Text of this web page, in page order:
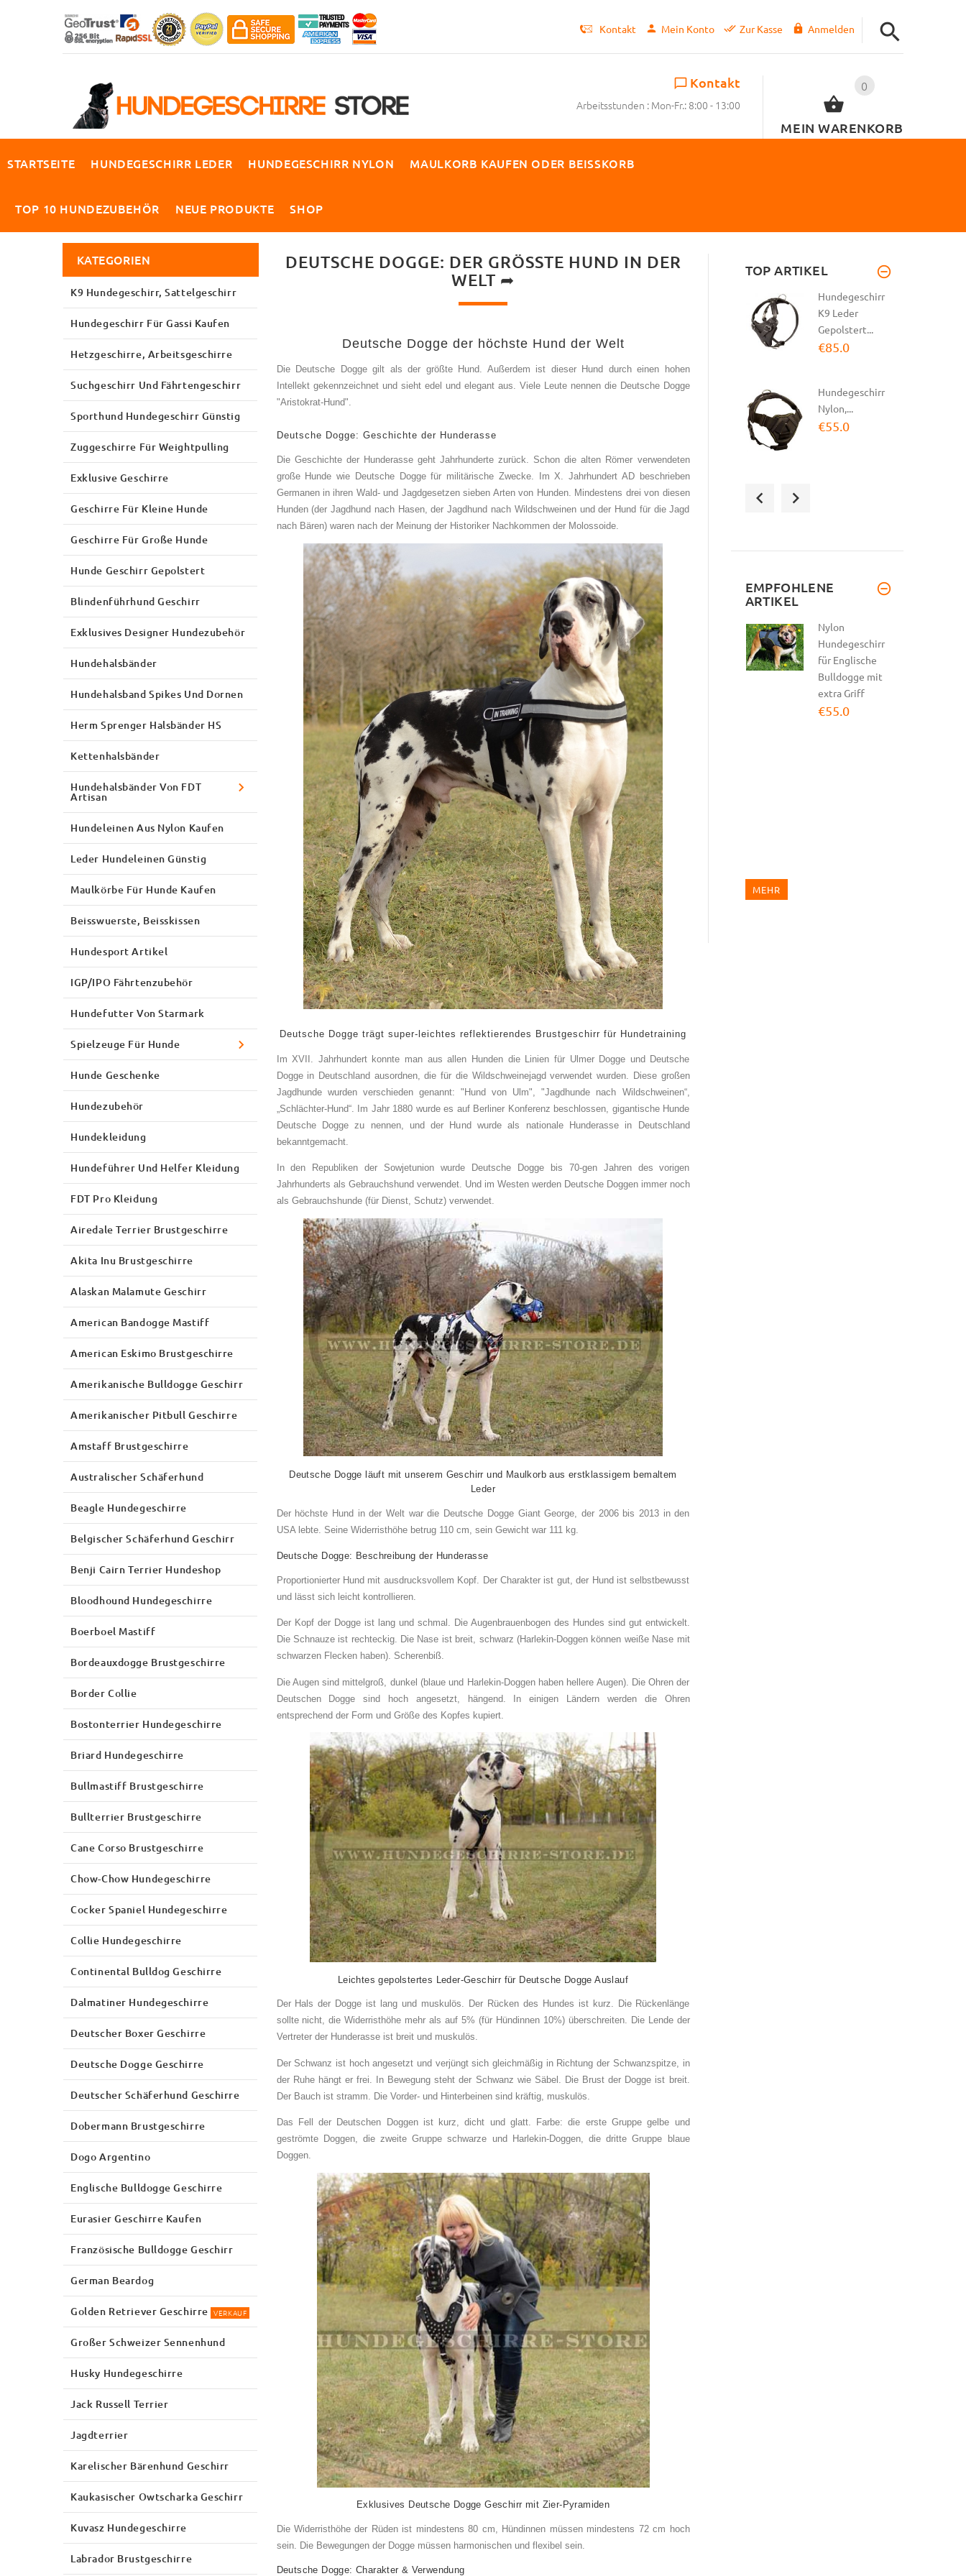
Kontakt Mein Konto Zur Kasse Anmelden
0
MEIN WARENKORB
Kontakt
Arbeitsstunden : Mon-Fr.: 8:00 - 13:00
STARTSEITE HUNDEGESCHIRR LEDER HUNDEGESCHIRR NYLON MAULKORB KAUFEN ODER BEISSKORB
TOP 10 HUNDEZUBEHÖR NEUE PRODUKTE SHOP
DEUTSCHE DOGGE: DER GRÖSSTE HUND IN DER W
ELT ➦
Deutsche Dogge der höchste Hund der Welt
Die Deutsche Dogge gilt als der größte Hund. Außerdem ist dieser Hund durch einen hohen
Intellekt gekennzeichnet und sieht edel und elegant aus. Viele Leute nennen die Deutsche Dogge
"Aristokrat-Hund".
Deutsche Dogge: Geschichte der Hunderasse
Die Geschichte der Hunderasse geht Jahrhunderte zurück. Schon die alten Römer verwendeten
große Hunde wie Deutsche Dogge für militärische Zwecke. Im X. Jahrhundert AD beschrieben
Germanen in ihren Wald- und Jagdgesetzen sieben Arten von Hunden. Mindestens drei von diesen
Hunden (der Jagdhund nach Hasen, der Jagdhund nach Wildschweinen und der Hund für die Jagd
nach Bären) waren nach der Meinung der Historiker Nachkommen der Molossoide.
Deutsche Dogge trägt super-leichtes reflektierendes Brustgeschirr für Hundetraining
Im XVII. Jahrhundert konnte man aus allen Hunden die Linien für Ulmer Dogge und Deutsche
Dogge in Deutschland ausordnen, die für die Wildschweinejagd verwendet wurden. Diese großen
Jagdhunde wurden verschieden genannt: "Hund von Ulm", "Jagdhunde nach Wildschweinen“,
„Schlächter-Hund“. Im Jahr 1880 wurde es auf Berliner Konferenz beschlossen, gigantische Hunde
Deutsche Dogge zu nennen, und der Hund wurde als nationale Hunderasse in Deutschland
bekanntgemacht.
In den Republiken der Sowjetunion wurde Deutsche Dogge bis 70-gen Jahren des vorigen
Jahrhunderts als Gebrauchshund verwendet. Und im Westen werden Deutsche Doggen immer noch
als Gebrauchshunde (für Dienst, Schutz) verwendet.
Deutsche Dogge läuft mit unserem Geschirr und Maulkorb aus erstklassigem bemaltem
Leder
Der höchste Hund in der Welt war die Deutsche Dogge Giant George, der 2006 bis 2013 in den
USA lebte. Seine Widerristhöhe betrug 110 cm, sein Gewicht war 111 kg.
Deutsche Dogge: Beschreibung der Hunderasse
Proportionierter Hund mit ausdrucksvollem Kopf. Der Charakter ist gut, der Hund ist selbstbewusst
und lässt sich leicht kontrollieren.
Der Kopf der Dogge ist lang und schmal. Die Augenbrauenbogen des Hundes sind gut entwickelt.
Die Schnauze ist rechteckig. Die Nase ist breit, schwarz (Harlekin-Doggen können weiße Nase mit
schwarzen Flecken haben). Scherenbiß.
Die Augen sind mittelgroß, dunkel (blaue und Harlekin-Doggen haben hellere Augen). Die Ohren der
Deutschen Dogge sind hoch angesetzt, hängend. In einigen Ländern werden die Ohren
entsprechend der Form und Größe des Kopfes kupiert.
Leichtes gepolstertes Leder-Geschirr für Deutsche Dogge Auslauf
Der Hals der Dogge ist lang und muskulös. Der Rücken des Hundes ist kurz. Die Rückenlänge
sollte nicht, die Widerristhöhe mehr als auf 5% (für Hündinnen 10%) überschreiten. Die Lende der
Vertreter der Hunderasse ist breit und muskulös.
Der Schwanz ist hoch angesetzt und verjüngt sich gleichmäßig in Richtung der Schwanzspitze, in
der Ruhe hängt er frei. In Bewegung steht der Schwanz wie Säbel. Die Brust der Dogge ist breit.
Der Bauch ist stramm. Die Vorder- und Hinterbeinen sind kräftig, muskulös.
Das Fell der Deutschen Doggen ist kurz, dicht und glatt. Farbe: die erste Gruppe gelbe und
geströmte Doggen, die zweite Gruppe schwarze und Harlekin-Doggen, die dritte Gruppe blaue
Doggen.
Exklusives Deutsche Dogge Geschirr mit Zier-Pyramiden
Die Widerristhöhe der Rüden ist mindestens 80 cm, Hündinnen müssen mindestens 72 cm hoch
sein. Die Bewegungen der Dogge müssen harmonischen und flexibel sein.
Deutsche Dogge: Charakter & Verwendung
KATEGORIEN
K9 Hundegeschirr, Sattelgeschirr
Hundegeschirr Für Gassi Kaufen
Hetzgeschirre, Arbeitsgeschirre
Suchgeschirr Und Fährtengeschirr
Sporthund Hundegeschirr Günstig
Zuggeschirre Für Weightpulling
Exklusive Geschirre
Geschirre Für Kleine Hunde
Geschirre Für Große Hunde
Hunde Geschirr Gepolstert
Blindenführhund Geschirr
Exklusives Designer Hundezubehör
Hundehalsbänder
Hundehalsband Spikes Und Dornen
Herm Sprenger Halsbänder HS
Kettenhalsbänder
Hundehalsbänder Von FDT
Artisan
Hundeleinen Aus Nylon Kaufen
Leder Hundeleinen Günstig
Maulkörbe Für Hunde Kaufen
Beisswuerste, Beisskissen
Hundesport Artikel
IGP/IPO Fährtenzubehör
Hundefutter Von Starmark
Spielzeuge Für Hunde
Hunde Geschenke
Hundezubehör
Hundekleidung
Hundeführer Und Helfer Kleidung
FDT Pro Kleidung
Airedale Terrier Brustgeschirre
Akita Inu Brustgeschirre
Alaskan Malamute Geschirr
American Bandogge Mastiff
American Eskimo Brustgeschirre
Amerikanische Bulldogge Geschirr
Amerikanischer Pitbull Geschirre
Amstaff Brustgeschirre
Australischer Schäferhund
Beagle Hundegeschirre
Belgischer Schäferhund Geschirr
Benji Cairn Terrier Hundeshop
Bloodhound Hundegeschirre
Boerboel Mastiff
Bordeauxdogge Brustgeschirre
Border Collie
Bostonterrier Hundegeschirre
Briard Hundegeschirre
Bullmastiff Brustgeschirre
Bullterrier Brustgeschirre
Cane Corso Brustgeschirre
Chow-Chow Hundegeschirre
Cocker Spaniel Hundegeschirre
Collie Hundegeschirre
Continental Bulldog Geschirre
Dalmatiner Hundegeschirre
Deutscher Boxer Geschirre
Deutsche Dogge Geschirre
Deutscher Schäferhund Geschirre
Dobermann Brustgeschirre
Dogo Argentino
Englische Bulldogge Geschirre
Eurasier Geschirre Kaufen
Französische Bulldogge Geschirr
German Beardog
Golden Retriever Geschirre VERKAUF
Großer Schweizer Sennenhund
Husky Hundegeschirre
Jack Russell Terrier
Jagdterrier
Karelischer Bärenhund Geschirr
Kaukasischer Owtscharka Geschirr
Kuvasz Hundegeschirre
Labrador Brustgeschirre
TOP ARTIKEL
Hundegeschirr
K9 Leder
Gepolstert...
€85.0
Hundegeschirr
Nylon,...
€55.0
Halsband Leder
|...
€54.0
Hundegeschirr
Leder TOP-
Klasse |...
EMPFOHLENE
ARTIKEL
Nylon
Hundegeschirr
für Englische
Bulldogge mit
extra Griff
€55.0
MEHR